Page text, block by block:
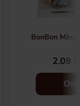
BonBon
2.09